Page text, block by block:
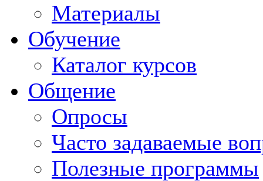
Материалы
Обучение
Каталог курсов
Общение
Опросы
Часто задаваемые
Полезные программы